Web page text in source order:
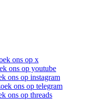
ons op x
ons op youtube
ons op instagram
ons op telegram
ons op threads